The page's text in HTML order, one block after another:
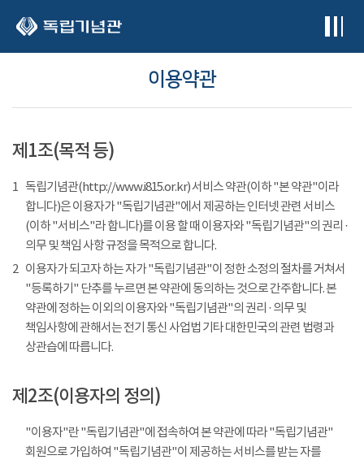
이용약관
제1조(목적 등)
1 독립기념관(http://www.i815.or.kr) 서비스 약관(이하 "본 약관"이라
합니다)은 이용자가 "독립기념관"에서 제공하는 인터넷 관련 서비스
(이하 "서비스"라 합니다)를 이용 할 때 이용자와 "독립기념관"의 권리 ·
의무 및 책임 사항 규정을 목적으로 합니다.
2 이용자가 되고자 하는 자가 "독립기념관"이 정한 소정의 절차를 거쳐서
"등록하기" 단추를 누르면 본 약관에 동의하는 것으로 간주합니다. 본
약관에 정하는 이외의 이용자와 "독립기념관"의 권리 · 의무 및
책임사항에 관해서는 전기 통신 사업법 기타 대한민국의 관련 법령과
상관습에 따릅니다.
제2조(이용자의 정의)
"이용자"란 "독립기념관"에 접속하여 본 약관에 따라 "독립기념관"
회원으로 가입하여 "독립기념관"이 제공하는 서비스를 받는 자를